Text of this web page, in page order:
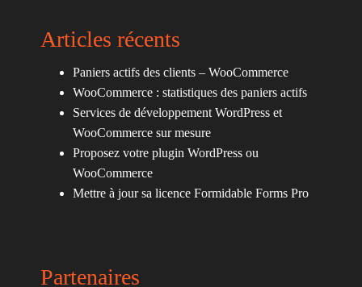
Articles récents
Paniers actifs des clients – WooCommerce
WooCommerce : statistiques des paniers actifs
Services de développement WordPress et
WooCommerce sur mesure
Proposez votre plugin WordPress ou
WooCommerce
Mettre à jour sa licence Formidable Forms Pro
Partenaires